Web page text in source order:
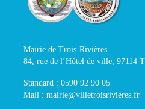
Mairie de Trois-Rivières
84, rue de l’Hôtel de ville, 97114
Standard : 0590 92 90 05
Mail : mairie@villetroisrivieres.fr